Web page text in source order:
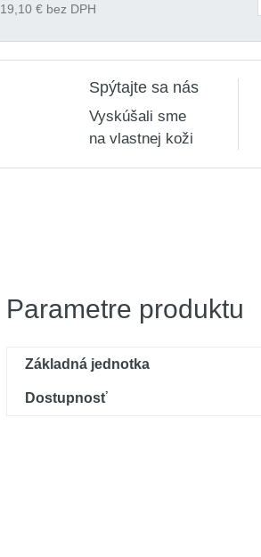
19,10€ bez DPH
Spýtajte sa nás
Vyskúšali sme
na vlastnej koži
Parametre produktu
Základná jednotka
Dostupnosť